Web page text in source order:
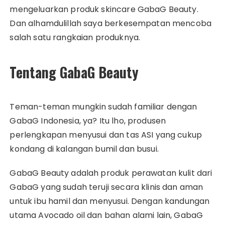
mengeluarkan produk skincare GabaG Beauty.
Dan alhamdulillah saya berkesempatan mencoba
salah satu rangkaian produknya.
Tentang GabaG Beauty
Teman-teman mungkin sudah familiar dengan
GabaG Indonesia, ya? Itu lho, produsen
perlengkapan menyusui dan tas ASI yang cukup
kondang di kalangan bumil dan busui.
GabaG Beauty adalah produk perawatan kulit dari
GabaG yang sudah teruji secara klinis dan aman
untuk ibu hamil dan menyusui. Dengan kandungan
utama Avocado oil dan bahan alami lain, GabaG